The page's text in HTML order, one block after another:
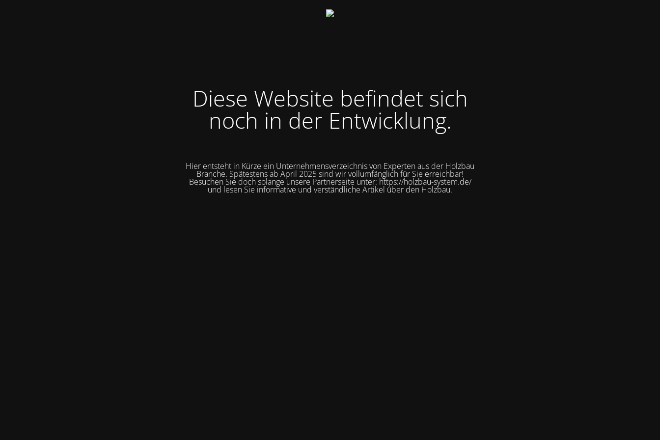
Diese Website befindet sich
noch in der Entwicklung.
Hier entsteht in Kürze ein Unternehmensverzeichnis von Experten aus der Holzbau
Branche. Spätestens ab April 2025 sind wir vollumfänglich für Sie erreichbar!
Besuchen Sie doch solange unsere Partnerseite unter: https://holzbau-system.de/
und lesen Sie informative und verständliche Artikel über den Holzbau.